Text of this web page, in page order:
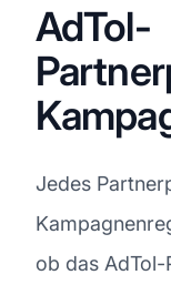
AdTol-
Jedes
ob das